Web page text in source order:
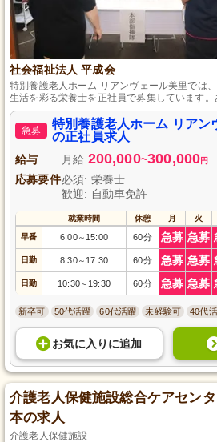
社会福祉法人 平成会
特別養護老人ホーム リアンヴェール美里では
生活を彩る栄養士を正社員で募集しています
養士の資格と調理経験を生かし、心身の健康
か。自然豊かな環境と充実の福利厚生が魅力
築けます。自動車免許をお持ちの方は通勤も
に、入居者様の「おいしい」を支えましょう。
急募
特別養護老人ホーム リアン
の正社員求人
給与 月給 200,000~300,000円
応募要件必須: 栄養士
歓迎: 自動車免許
就業時間 休憩 月 火
早番 6:00～ 15:00 60分 急募 急募
日勤 8:30～ 17:30 60分 急募 急募
日勤 10:30～ 19:30 60分 急募 急募
新卒可 50代活躍 60代活躍 未経験可 40代
お気に入り に追加
介護老人保健施設総合ケアセン
本の求人
介護老人保健施設